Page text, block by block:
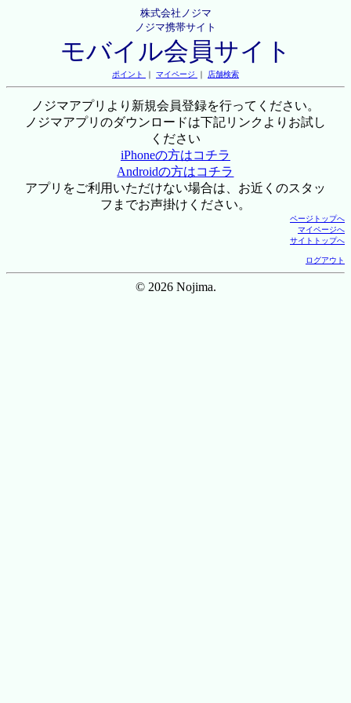
株式会社ノジマ
ノジマ携帯サイト
モバイル会員サイト
ポイント ｜ マイページ ｜ 店舗検索
ノジマアプリより新規会員登録を行ってください。
ノジマアプリのダウンロードは下記リンクよりお試し
ください
iPhoneの方はコチラ
Androidの方はコチラ
アプリをご利用いただけない場合は、お近くのスタッ
フまでお声掛けください。
ページトップへ
マイページへ
サイトトップへ
ログアウト
© 2026 Nojima.